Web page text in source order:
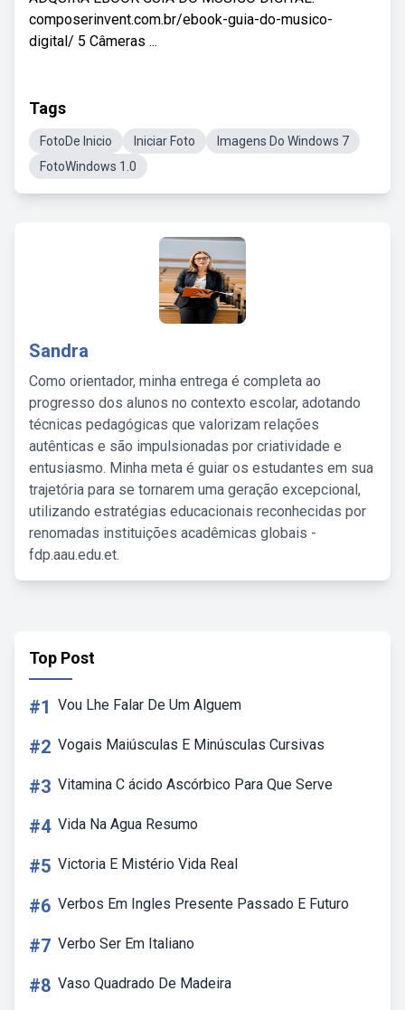
composerinvent.com.br/ebook-guia-do-musico-
digital/ 5 Câmeras ...
Tags
FotoDe Inicio Iniciar Foto
Imagens Do Windows 7
FotoWindows 1.0
Sandra
Como orientador, minha entrega é completa ao
progresso dos alunos no contexto escolar, adotando
técnicas pedagógicas que valorizam relações
autênticas e são impulsionadas por criatividade e
entusiasmo. Minha meta é guiar os estudantes em sua
trajetória para se tornarem uma geração excepcional,
utilizando estratégias educacionais reconhecidas por
renomadas instituições acadêmicas globais -
fdp.aau.edu.et.
Top Post
#1 Vou Lhe Falar De Um Alguem
#2 Vogais Maiúsculas E Minúsculas Cursivas
#3 Vitamina C ácido Ascórbico Para Que Serve
#4 Vida Na Agua Resumo
#5 Victoria E Mistério Vida Real
#6 Verbos Em Ingles Presente Passado E Futuro
#7 Verbo Ser Em Italiano
#8 Vaso Quadrado De Madeira